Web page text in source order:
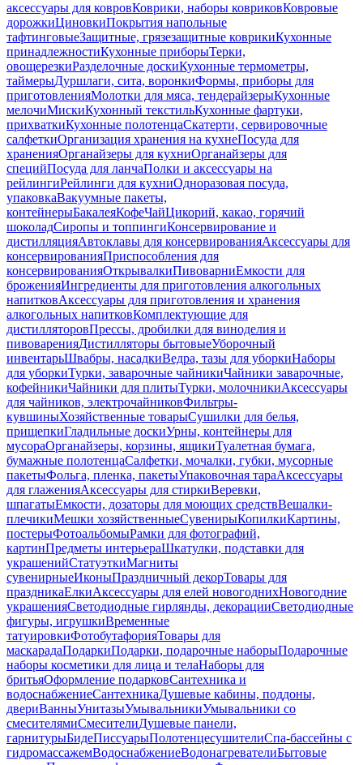
аксессуары для ковровКоврики, наборы ковриковКовровые
дорожкиЦиновкиПокрытия напольные
тафтинговыеЗащитные, грязезащитные коврикиКухонные
принадлежностиКухонные приборыТерки,
овощерезкиРазделочные доскиКухонные термометры,
таймерыДуршлаги, сита, воронкиФормы, приборы для
приготовленияМолотки для мяса, тендерайзерыКухонные
мелочиМискиКухонный текстильКухонные фартуки,
прихваткиКухонные полотенцаСкатерти, сервировочные
салфеткиОрганизация хранения на кухнеПосуда для
храненияОрганайзеры для кухниОрганайзеры для
специйПосуда для ланчаПолки и аксессуары на
рейлингиРейлинги для кухниОдноразовая посуда,
упаковкаВакуумные пакеты,
контейнерыБакалеяКофеЧайЦикорий, какао, горячий
шоколадСиропы и топпингиКонсервирование и
дистилляцияАвтоклавы для консервированияАксессуары для
консервированияПриспособления для
консервированияОткрывалкиПивоварниЕмкости для
броженияИнгредиенты для приготовления алкогольных
напитковАксессуары для приготовления и хранения
алкогольных напитковКомплектующие для
дистилляторовПрессы, дробилки для виноделия и
пивоваренияДистилляторы бытовыеУборочный
инвентарьШвабры, насадкиВедра, тазы для уборкиНаборы
для уборкиТурки, заварочные чайникиЧайники заварочные,
кофейникиЧайники для плитыТурки, молочникиАксессуары
для чайников, электрочайниковФильтры-
кувшиныХозяйственные товарыСушилки для белья,
прищепкиГладильные доскиУрны, контейнеры для
мусораОрганайзеры, корзины, ящикиТуалетная бумага,
бумажные полотенцаСалфетки, мочалки, губки, мусорные
пакетыФольга, пленка, пакетыУпаковочная тараАксессуары
для глаженияАксессуары для стиркиВеревки,
шпагатыЕмкости, дозаторы для моющих средствВешалки-
плечикиМешки хозяйственныеСувенирыКопилкиКартины,
постерыФотоальбомыРамки для фотографий,
картинПредметы интерьераШкатулки, подставки для
украшенийСтатуэткиМагниты
сувенирныеИконыПраздничный декорТовары для
праздникаЕлкиАксессуары для елей новогоднихНовогодние
украшенияСветодиодные гирлянды, декорацииСветодиодные
фигуры, игрушкиВременные
татуировкиФотобутафорияТовары для
маскарадаПодаркиПодарки, подарочные наборыПодарочные
наборы косметики для лица и телаНаборы для
бритьяОформление подарковСантехника и
водоснабжениеСантехникаДушевые кабины, поддоны,
двериВанныУнитазыУмывальникиУмывальники со
смесителямиСмесителиДушевые панели,
гарнитурыБидеПиссуарыПолотенцесушителиСпа-бассейны с
гидромассажемВодоснабжениеВодонагревателиБытовые